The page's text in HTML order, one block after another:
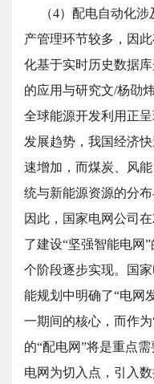
（4）配电自动化
产管理环节较多，因
化基于实时历史数据
的应用与研究文/杨劭
全球能源开发利用正
发展趋势，我国经济
速增加，而煤炭、风
统与新能源资源的分
因此，国家电网公司
了建设“坚强智能电网
个阶段逐步实现。国
能规划中明确了“电网
一期间的核心，而作
的“配电网”将是重点
电网为切入点，引入